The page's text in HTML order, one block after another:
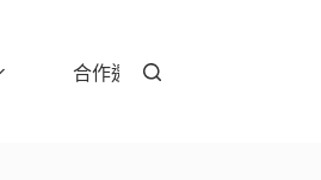
合作邀約